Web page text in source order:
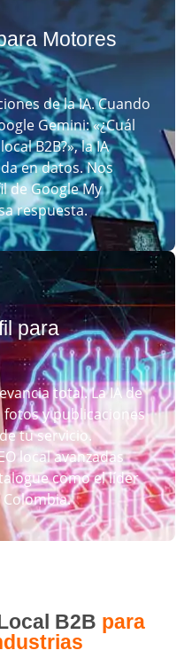
Motores
de la IA. Cuando
Gemini: «¿Cuál
B2B?», la IA
en datos. Nos
de Google My
respuesta.
para
total. La IA de
fotos y publicaciones
tu servicio.
local avanzadas
como el líder
B2B para